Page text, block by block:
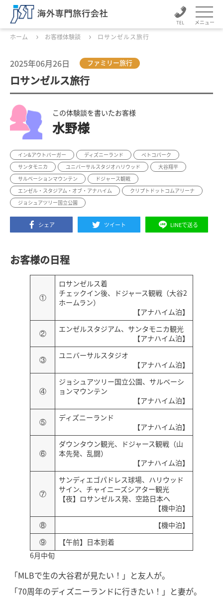
メニュー
ホーム お客様体験談 ロサンゼルス旅行
2025年06月26日 ファミリー旅行
ロサンゼルス旅行
この体験談を書いたお客様
水野様
イン&アウトバーガー ディズニーランド
ペトコパーク
サンタモニカ
ユニバーサルスタジオハリウッド
大谷翔平
サルベーションマウンテン
ドジャース観戦
エンゼル・スタジアム・オブ・アナハイム
クリプトドットコムアリーナ
ジョシュアツリー国立公園
シェア ツイート LINEで送る
お客様の日程
①
ロサンゼルス着
チェックイン後、ドジャース観戦（大谷2
ホームラン）
【アナハイム泊】
②
エンゼルスタジアム、サンタモニカ観光
【アナハイム泊】
③
ユニバーサルスタジオ
【アナハイム泊】
④
ジョシュアツリー国立公園、サルベーシ
ョンマウンテン
【アナハイム泊】
⑤
ディズニーランド
【アナハイム泊】
⑥
ダウンタウン観光、ドジャース観戦（山
本先発、乱闘）
【アナハイム泊】
⑦
サンディエゴパドレス球場、ハリウッド
サイン、チャイニーズシアター観光
【夜】ロサンゼルス発、空路日本へ
【機中泊】
⑧
【機中泊】
⑨
【午前】日本到着
6月中旬
「MLBで生の大谷君が見たい！」と友人が。
「70周年のディズニーランドに行きたい！」と妻が。